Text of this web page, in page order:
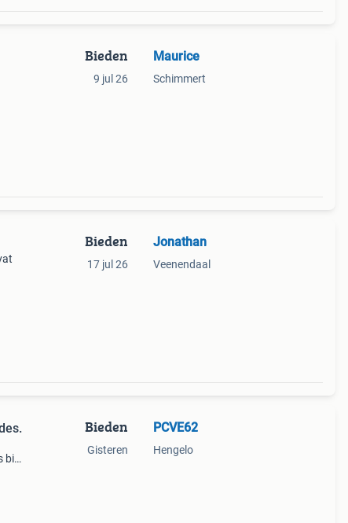
Bieden
9 jul 26
Maurice
Schimmert
Bieden
17 jul 26
Jonathan
Veenendaal
bij
Bieden
Gisteren
PCVE62
Hengelo